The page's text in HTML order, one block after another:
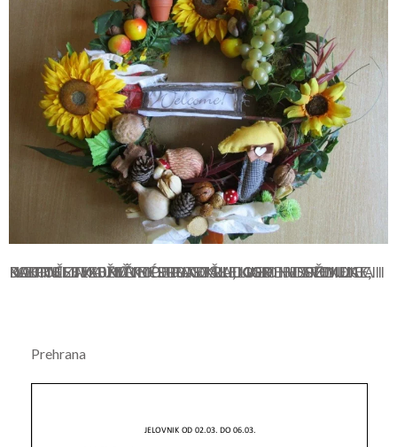
NA POČETKU NOVE PEDAGOŠKE GODINE SVOJ DJECI I RODITELJIMA ŽELIMO PUNO RADOSNIH DOŽIVLJAJA I DOBRU ZAJEDNIČKU SURADNJU, KAKO BI TRENUCI DJETINJSTVA U VRTIĆU POSTALI LIJEPE USPOMENE, I KAKO BI BEZBRIŽNO PROTEKLI U IGRI I VESELJU!
Prehrana